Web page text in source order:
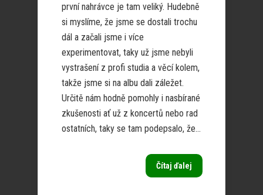
první nahrávce je tam veliký. Hudebně
si myslíme, že jsme se dostali trochu
dál a začali jsme i více
experimentovat, taky už jsme nebyli
vystrašení z profi studia a věcí kolem,
takže jsme si na albu dali záležet.
Určitě nám hodně pomohly i nasbírané
zkušenosti ať už z koncertů nebo rad
ostatních, taky se tam podepsalo, že...
Čítaj ďalej